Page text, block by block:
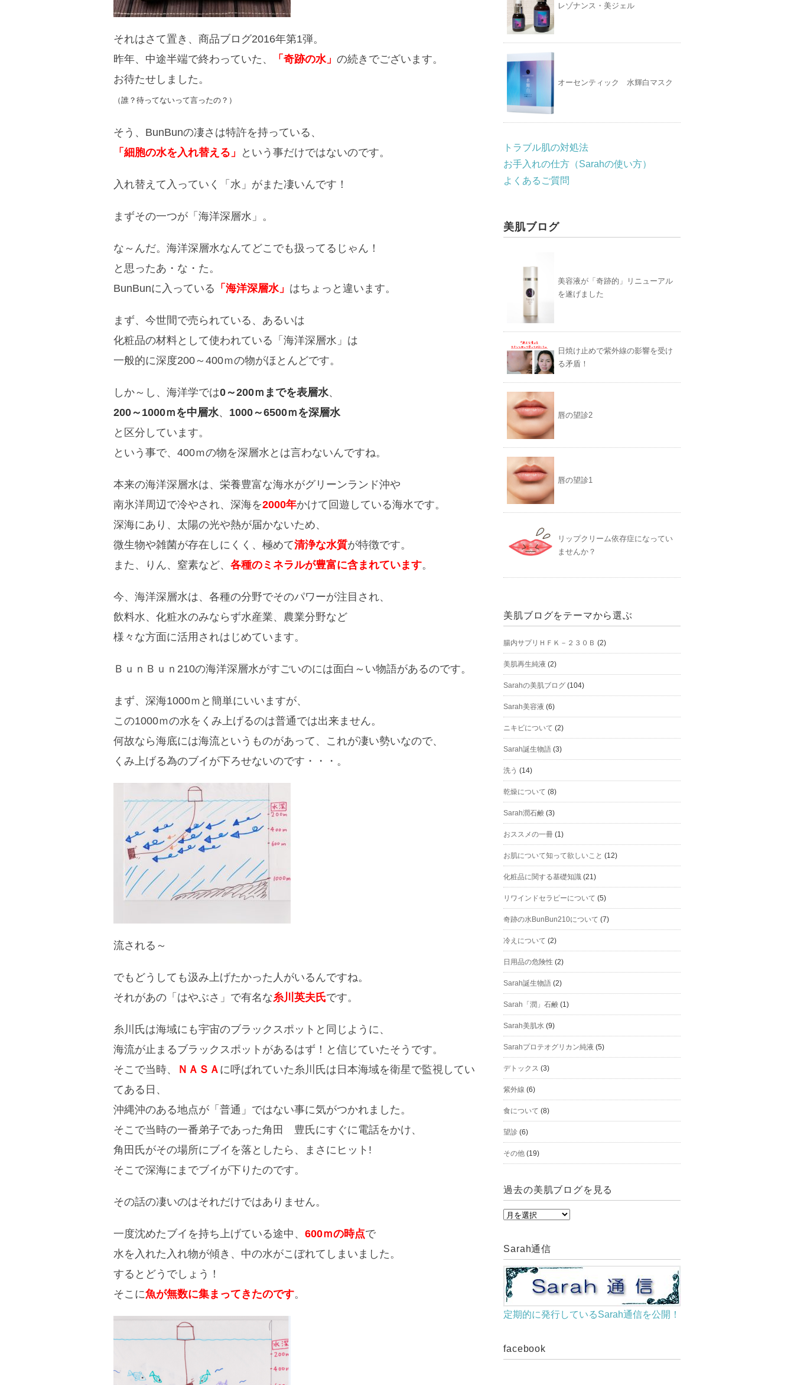
それはさて置き、商品ブログ2016年第1弾。
昨年、中途半端で終わっていた、
「奇跡の水」 の続きでございます。
お待たせしました。
（誰？待ってないって言ったの？）
そう、BunBunの凄さは特許を持っている、
「細胞の水を入れ替える」
という事だけではないのです。
入れ替えて入っていく「水」がまた凄いんです！
まずその一つが「海洋深層水」。
な～んだ。海洋深層水なんてどこでも扱ってるじゃん！
と思ったあ・な・た。
BunBunに入っている 「海洋深層水」 はちょっと違います。
まず、今世間で売られている、あるいは
化粧品の材料として使われている「海洋深層水」は
一般的に深度200～400ｍの物がほとんどです。
しか～し、海洋学では0～200ｍまでを表層水、
200～1000ｍを中層水、 1000～6500ｍを深層水
と区分しています。
という事で、400ｍの物を深層水とは言わないんですね。
本来の海洋深層水は、栄養豊富な海水がグリーンランド沖や
南氷洋周辺で冷やされ、深海を2000年かけて回遊している海水です。
深海にあり、太陽の光や熱が届かないため、
微生物や雑菌が存在しにくく、極めて清浄な水質が特徴です。
また、りん、窒素など、 各種のミネラルが豊富に含まれています。
今、海洋深層水は、各種の分野でそのパワーが注目され、
飲料水、化粧水のみならず水産業、農業分野など
様々な方面に活用されはじめています。
ＢｕｎＢｕｎ210の海洋深層水がすごいのには面白～い物語があるのです。
まず、深海1000ｍと簡単にいいますが、
この1000ｍの水をくみ上げるのは普通では出来ません。
何故なら海底には海流というものがあって、これが凄い勢いなので、
くみ上げる為のブイが下ろせないのです・・・。
流される～
でもどうしても汲み上げたかった人がいるんですね。
それがあの「はやぶさ」で有名な糸川英夫氏です。
糸川氏は海域にも宇宙のブラックスポットと同じように、
海流が止まるブラックスポットがあるはず！と信じていたそうです。
そこで当時、
ＮＡＳＡ に呼ばれていた糸川氏は日本海域を衛星で監視してい
てある日、
沖縄沖のある地点が「普通」ではない事に気がつかれました。
そこで当時の一番弟子であった角田 豊氏にすぐに電話をかけ、
角田氏がその場所にブイを落としたら、まさにヒット!
そこで深海にまでブイが下りたのです。
その話の凄いのはそれだけではありません。
一度沈めたブイを持ち上げている途中、 600ｍの時点で
水を入れた入れ物が傾き、中の水がこぼれてしまいました。
するとどうでしょう！
そこに魚が無数に集まってきたのです。
レゾナンス・美ジェル
オーセンティック 水輝白マスク
トラブル肌の対処法
お手入れの仕方（Sarahの使い方）
よくあるご質問
美肌ブログ
美容液が「奇跡的」リニューアル
を遂げました
日焼け止めで紫外線の影響を受け
る矛盾！
唇の望診2
唇の望診1
リップクリーム依存症になってい
ませんか？
美肌ブログをテーマから選ぶ
腸内サプリＨＦＫ－２３０Ｂ (2)
美肌再生純液 (2)
Sarahの美肌ブログ (104)
Sarah美容液 (6)
ニキビについて (2)
Sarah誕生物語 (3)
洗う (14)
乾燥について (8)
Sarah潤石鹸 (3)
おススメの一冊 (1)
お肌について知って欲しいこと (12)
化粧品に関する基礎知識 (21)
リワインドセラピーについて (5)
奇跡の水BunBun210について (7)
冷えについて (2)
日用品の危険性 (2)
Sarah誕生物語 (2)
Sarah「潤」石鹸 (1)
Sarah美肌水 (9)
Sarahプロテオグリカン純液 (5)
デトックス (3)
紫外線 (6)
食について (8)
望診 (6)
その他 (19)
過去の美肌ブログを見る
過
の
美
肌
ブ
ロ
を
Sarah通信
定期的に発行しているSarah通信を公開！
facebook